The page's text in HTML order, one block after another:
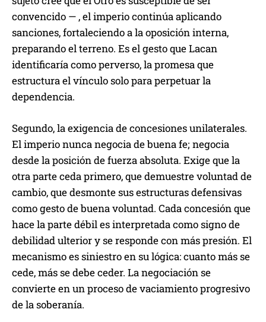
convencido — , el imperio continúa aplicando
sanciones, fortaleciendo a la oposición interna,
preparando el terreno. Es el gesto que Lacan
identificaría como perverso, la promesa que
estructura el vínculo solo para perpetuar la
dependencia.
Segundo, la exigencia de concesiones unilaterales.
El imperio nunca negocia de buena fe; negocia
desde la posición de fuerza absoluta. Exige que la
otra parte ceda primero, que demuestre voluntad de
cambio, que desmonte sus estructuras defensivas
como gesto de buena voluntad. Cada concesión que
hace la parte débil es interpretada como signo de
debilidad ulterior y se responde con más presión. El
mecanismo es siniestro en su lógica: cuanto más se
cede, más se debe ceder. La negociación se
convierte en un proceso de vaciamiento progresivo
de la soberanía.